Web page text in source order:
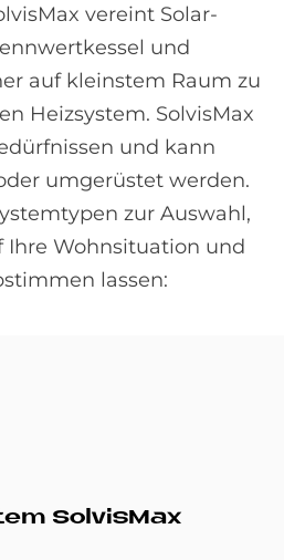
vereint Solar-
und
auf kleinstem Raum zu
Heizsystem. SolvisMax
und kann
umgerüstet werden.
zur Auswahl,
Ihre Wohnsituation und
lassen:
SolvisMax